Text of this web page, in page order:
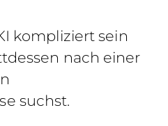
kompliziert sein
nach einer
suchst.